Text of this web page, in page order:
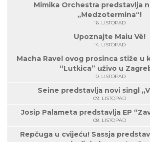
Mimika Orchestra predstavlja
„Medzotermina“!
16. LISTOPAD
Upoznajte Maiu Vë!
14. LISTOPAD
Macha Ravel ovog prosinca stiže u
“Lutkica” uživo u
10. LISTOPAD
Seine predstavlja novi singl
09. LISTOPAD
Josip Palameta predstavlja EP
08. LISTOPAD
Repčuga u cvijeću! Sassja